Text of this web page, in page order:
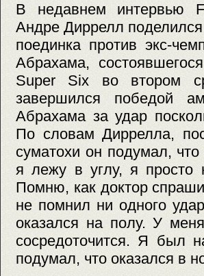
В недавнем интервью
Андре Диррелл
поединка против экс-
Абрахама,
Super Six во втором
завершился победой
Абрахама за удар
По словам Диррелла,
суматохи он подумал,
я лежу в углу, я просто
Помню, как доктор
не помнил ни одного
оказался на полу. У
сосредоточится. Я был
подумал, что оказался в